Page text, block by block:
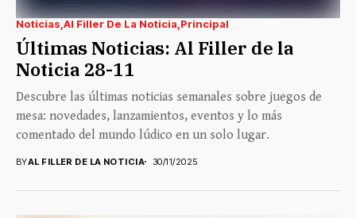
Noticias Al Filler De La Noticia Principal
Últimas Noticias: Al Filler de la
Noticia 28-11
Descubre las últimas noticias semanales sobre juegos de
mesa: novedades, lanzamientos, eventos y lo más
comentado del mundo lúdico en un solo lugar.
BYAL FILLER DE LA NOTICIA 30/11/2025